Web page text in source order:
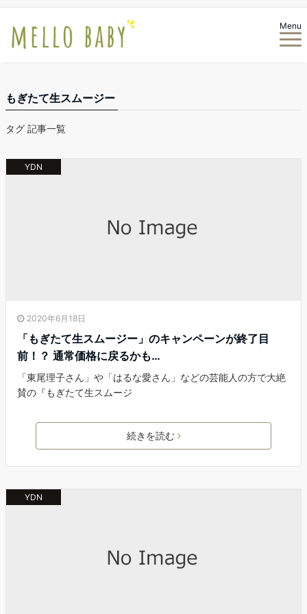
Menu
もぎたて生スムージー
タグ 記事一覧
YDN
2020年6月18日
「もぎたて生スムージー」のキャンペーンが終了目
前！？ 通常価格に戻るかも…
「東尾理子さん」や「はるな愛さん」などの芸能人の方で大絶
賛の『もぎたて生スムージ
続きを読む
YDN